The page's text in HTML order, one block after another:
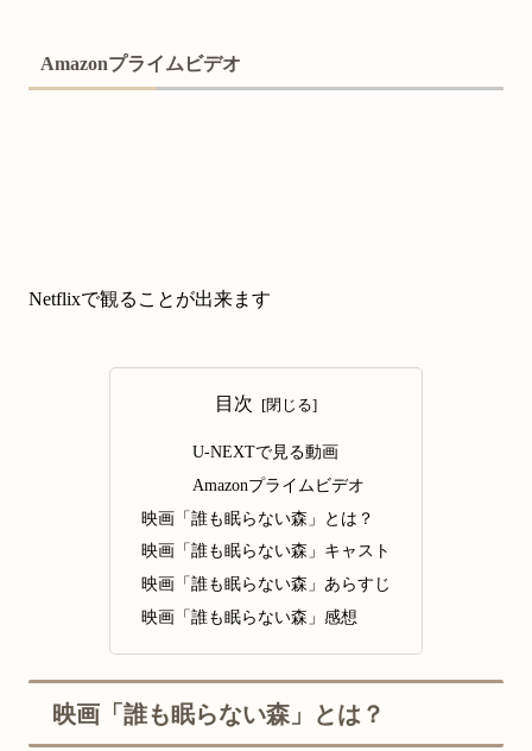
Amazonプライムビデオ
Netflixで観ることが出来ます
目次
U-NEXTで見る動画
Amazonプライムビデオ
映画「誰も眠らない森」とは？
映画「誰も眠らない森」キャスト
映画「誰も眠らない森」あらすじ
映画「誰も眠らない森」感想
映画「誰も眠らない森」とは？